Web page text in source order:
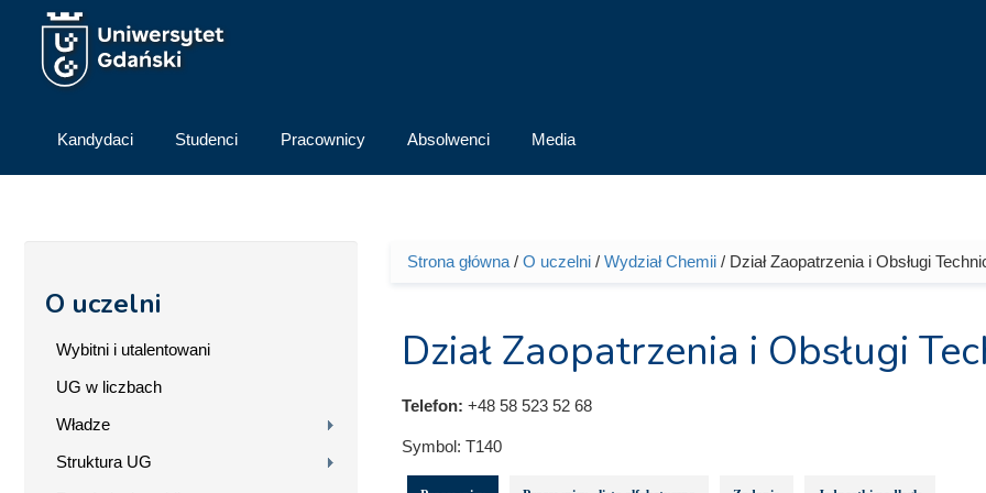
Przejdź do treści
Kandydaci Studenci Pracownicy Absolwenci Media
O uczelni
Wybitni i utalentowani
UG w liczbach
Władze
Struktura UG
Jesteś tutaj
Strona główna/ O uczelni/ Wydział Chemii/ Dział Zaopatrzenia i Obsługi
Dział Zaopatrzenia i Obsługi
Telefon: +48 58 523 52 68
Symbol: T140